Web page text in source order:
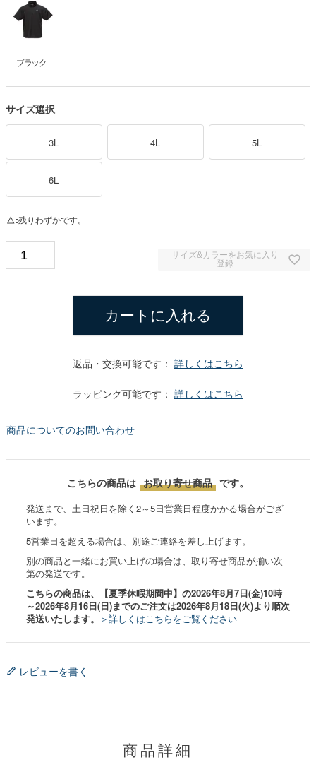
ブラック
サイズ選択
3L 4L 5L
6L
△ 残りわずかです。
サイズ&カラーをお気に入り
登録
カートに入れる
返品・交換可能です： 詳しくはこちら
ラッピング可能です： 詳しくはこちら
商品についてのお問い合わせ
こちらの商品は お取り寄せ商品 です。
発送まで、土日祝日を除く2～5日営業日程度かかる場合がござ
います。
5営業日を超える場合は、別途ご連絡を差し上げます。
別の商品と一緒にお買い上げの場合は、取り寄せ商品が揃い次
第の発送です。
こちらの商品は、【夏季休暇期間中】の2026年8月7日(金)10時
～2026年8月16日(日)までのご注文は2026年8月18日(火)より順次
発送いたします。 ＞詳しくはこちらをご覧ください
レビューを書く
商品詳細